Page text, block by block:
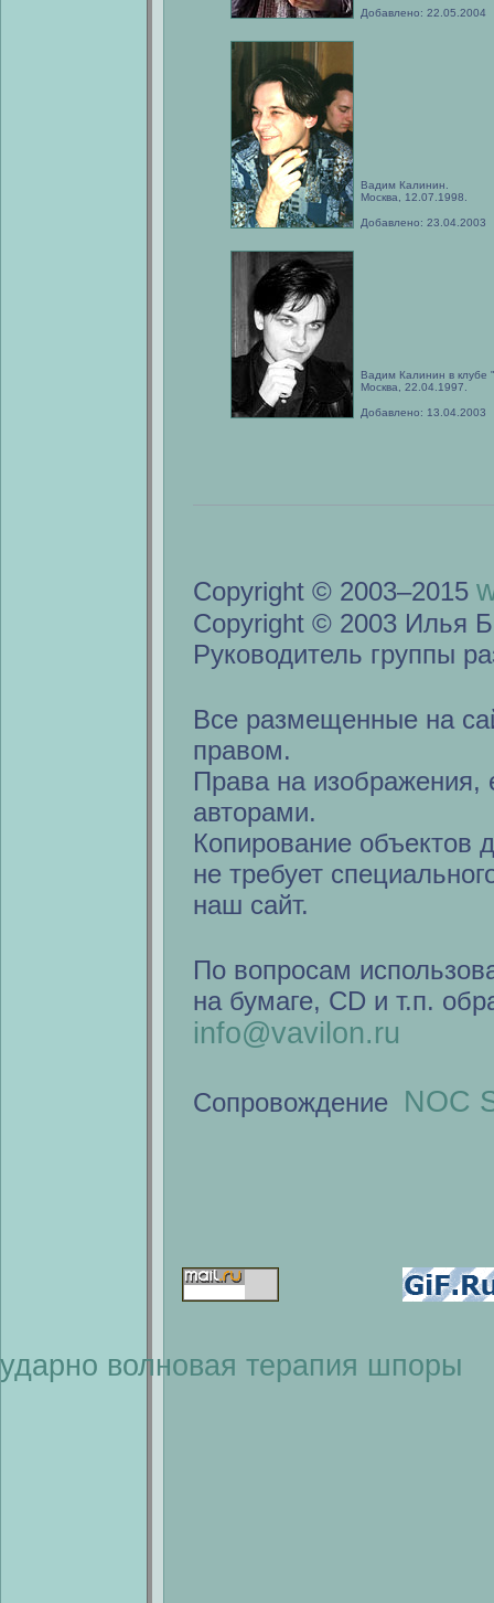
Добавлено: 22.05.2004
Вадим Калинин.
Москва, 12.07.1998.
Добавлено: 23.04.2003
Вадим Калинин в клубе
Москва, 22.04.1997.
Добавлено: 13.04.2003
Copyright © 2003–2015
Copyright © 2003 Илья
Руководитель группы
Все размещенные на
правом.
Права на изображения,
авторами.
Копирование объектов
не требует
наш сайт.
По вопросам
на бумаге, CD и т.п.
info@vavilon.ru
Сопровождение NOC
ударно волновая терапия шпоры